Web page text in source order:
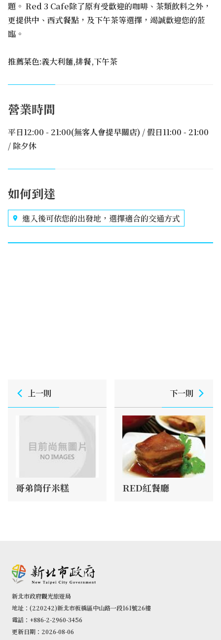
題。 Red 3 Cafe除了原有受歡迎的咖啡、茶類飲料之外，
更提供中、西式餐點，及下午茶等選擇，竭誠歡迎您的蒞
臨。
推薦菜色:義大利麵,排餐,下午茶
營業時間
平日12:00 - 21:00(無客人會提早關店) / 假日11:00 - 21:00
/ 除夕休
如何到達
進入後可依您的出發地，選擇適合的交通方式
上一則
哥弟筒仔米糕
下一則
RED紅餐廳
新北市政府觀光旅遊局
地址：(220242)新北市板橋區中山路一段161號26樓
電話：+886-2-2960-3456
更新日期：2026-08-06